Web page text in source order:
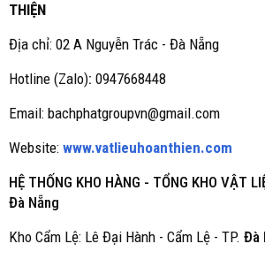
THIỆN
Địa chỉ: 02 A Nguyễn Trác - Đà Nẵng
Hotline (Zalo): 0947668448
Email: bachphatgroupvn@gmail.com
Website: www.vatlieuhoanthien.com
HỆ THỐNG KHO HÀNG - TỔNG KHO VẬT
Đà Nẵng
Kho Cẩm Lệ: Lê Đại Hành - Cẩm Lệ - TP. Đà